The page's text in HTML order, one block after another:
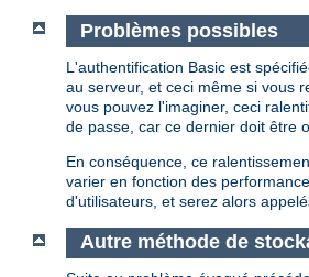
Problèmes possibles
L'authentification Basic est
au serveur, et ceci même si vous
vous pouvez l'imaginer, ceci
de passe, car ce dernier doit être
En conséquence, ce
varier en fonction des
d'utilisateurs, et serez alors
Autre méthode de